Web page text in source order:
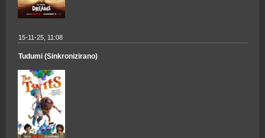
15-11-25, 11:08
Tudumi (Sinkronizirano)